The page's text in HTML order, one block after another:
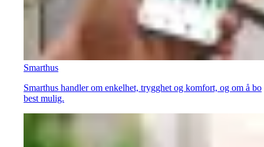
Smarthus
Smarthus handler om enkelhet, trygghet og komfort, og om å bo
best mulig.